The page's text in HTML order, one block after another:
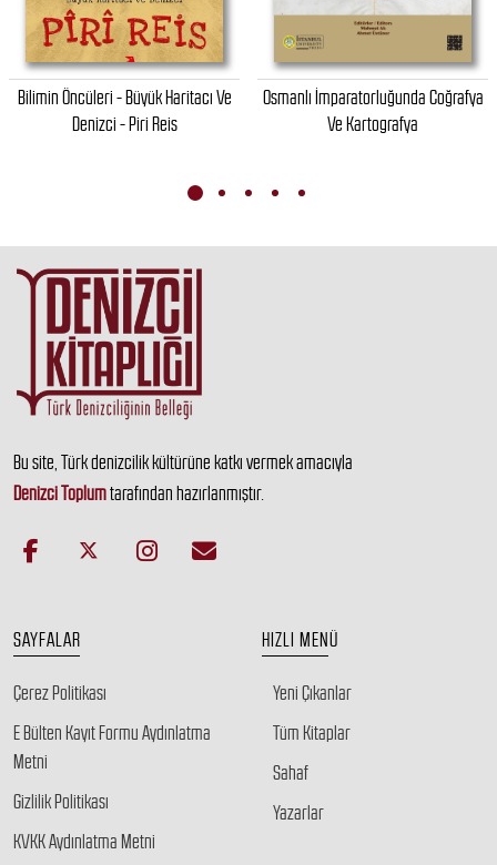
Bilimin Öncüleri - Büyük Haritacı Ve
Denizci - Piri Reis
Osmanlı İmparatorluğunda Coğrafya
Ve Kartografya
Bu site, Türk denizcilik kültürüne katkı vermek amacıyla
Denizci Toplumtarafından hazırlanmıştır.
SAYFALAR
Çerez Politikası
E Bülten Kayıt Formu Aydınlatma
Metni
Gizlilik Politikası
KVKK Aydınlatma Metni
HIZLI MENÜ
Yeni Çıkanlar
Tüm Kitaplar
Sahaf
Yazarlar